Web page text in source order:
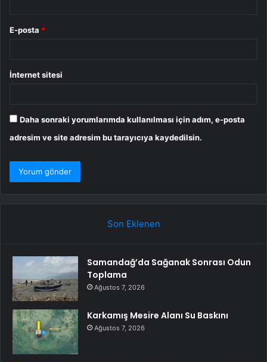
E-posta *
İnternet sitesi
Daha sonraki yorumlarımda kullanılması için adım, e-posta
adresim ve site adresim bu tarayıcıya kaydedilsin.
Son Eklenen
Samandağ’da Sağanak Sonrası Odun
Toplama
Ağustos 7, 2026
Karkamış Mesire Alanı Su Baskını
Ağustos 7, 2026